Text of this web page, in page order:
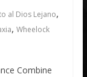
al Dios Lejano,
,Wheelock
Combine